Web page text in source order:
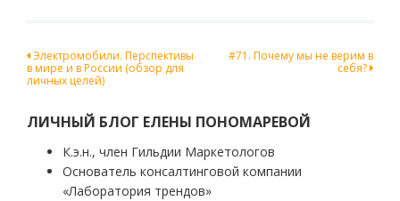
Навигация
по
записям
Электромобили. Перспективы
в мире и в России (обзор для
личных целей)
#71. Почему мы не верим в
себя?
ЛИЧНЫЙ БЛОГ ЕЛЕНЫ ПОНОМАРЕВОЙ
К.э.н., член Гильдии Маркетологов
Основатель консалтинговой компании
«Лаборатория трендов»